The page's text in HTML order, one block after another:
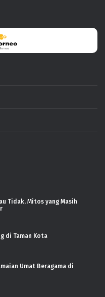
Tidak, Mitos yang Masih
di Taman Kota
Umat Beragama di